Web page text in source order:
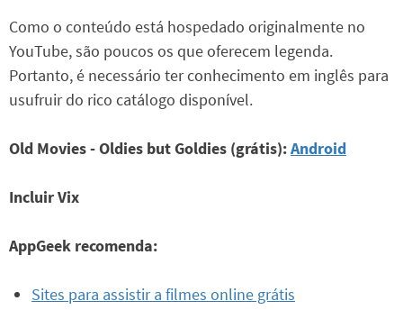
Como o conteúdo está hospedado originalmente no
YouTube, são poucos os que oferecem legenda.
Portanto, é necessário ter conhecimento em inglês para
usufruir do rico catálogo disponível.
Old Movies - Oldies but Goldies (grátis):Android
Incluir Vix
AppGeek recomenda:
Sites para assistir a filmes online grátis